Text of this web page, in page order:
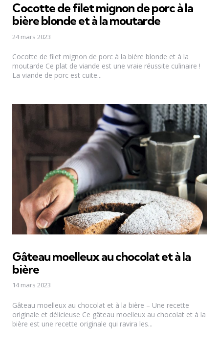
Cocotte de filet mignon de porc à la
bière blonde et à la moutarde
24 mars 2023
Cocotte de filet mignon de porc à la bière blonde et à la
moutarde Ce plat de viande est une vraie réussite culinaire !
La viande de porc est cuite...
Gâteau moelleux au chocolat et à la
bière
14 mars 2023
Gâteau moelleux au chocolat et à la bière – Une recette
originale et délicieuse Ce gâteau moelleux au chocolat et à la
bière est une recette originale qui ravira les...